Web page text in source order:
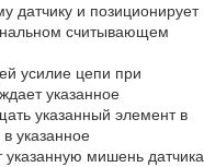
датчику и позиционирует
считывающем
усилие цепи при
указанное
указанный элемент в
указанное
мишень датчика